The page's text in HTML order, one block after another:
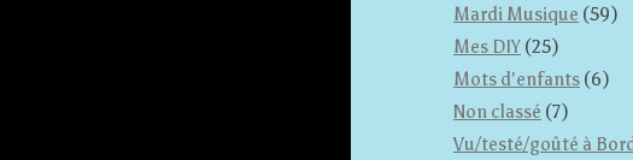
Mardi Musique (59)
Mes DIY (25)
Mots d'enfants (6)
Non classé (7)
Vu/testé/goûté à